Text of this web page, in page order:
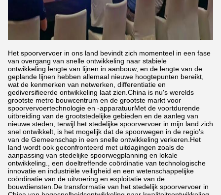
Het spoorvervoer in ons land bevindt zich momenteel in een fase
van overgang van snelle ontwikkeling naar stabiele
ontwikkeling.lengte van lijnen in aanbouw, en de lengte van de
geplande lijnen hebben allemaal nieuwe hoogtepunten bereikt,
wat de kenmerken van netwerken, differentiatie en
gediversifieerde ontwikkeling laat zien.China is nu's werelds
grootste metro bouwcentrum en de grootste markt voor
spoorvervoertechnologie en -apparatuurMet de voortdurende
uitbreiding van de grootstedelijke gebieden en de aanleg van
nieuwe steden, terwijl het stedelijke spoorvervoer in mijn land zich
snel ontwikkelt, is het mogelijk dat de spoorwegen in de regio's
van de Gemeenschap in een snelle ontwikkeling verkeren.Het
land wordt ook geconfronteerd met uitdagingen zoals de
aanpassing van stedelijke spoorwegplanning en lokale
ontwikkeling., een doeltreffende coördinatie van technologische
innovatie en industriële veiligheid en een wetenschappelijke
coördinatie van de uitvoering en exploitatie van de
bouwdiensten.De transformatie van het stedelijk spoorvervoer in